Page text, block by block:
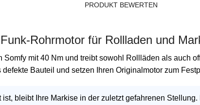
PRODUKT BEWERTEN
Rohrmotor für Rollladen und
mit 40 Nm und treibt sowohl Rollläden als auch
Bauteil und setzen Ihren Originalmotor zum
ist, bleibt Ihre Markise in der zuletzt gefahrenen